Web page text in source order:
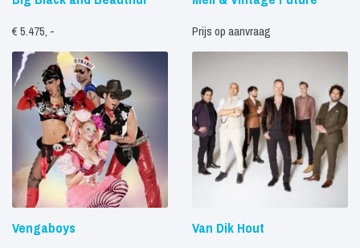
€ 5.475, - Prijs op aanvraag
Vengaboys Van Dik Hout